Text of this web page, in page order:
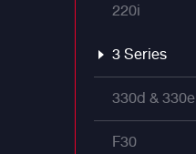
220i
3 Series
330d & 330e
F30